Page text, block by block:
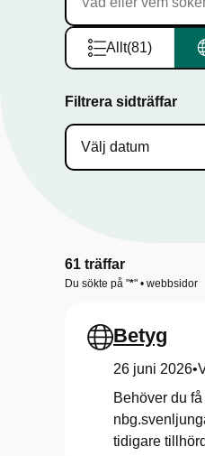
Allt(81)
Filtrera sidträffar
61 träffar
Du sökte på "*" • webbsidor
Betyg
26 juni 2026•
Behöver du
tidigare